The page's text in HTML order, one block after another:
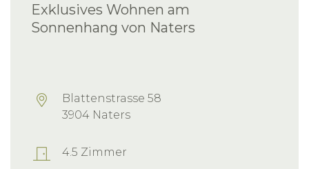
Exklusives Wohnen am
Sonnenhang von Naters
Blattenstrasse 58
3904 Naters
4.5 Zimmer